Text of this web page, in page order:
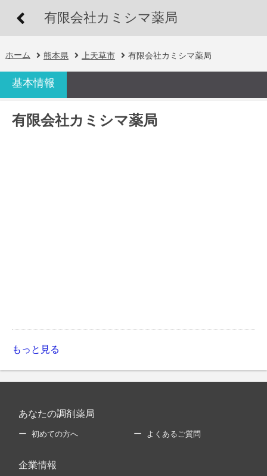
有限会社カミシマ薬局
ホーム 熊本県 上天草市 有限会社カミシマ薬局
基本情報
有限会社カミシマ薬局
もっと見る
あなたの調剤薬局
初めての方へ よくあるご質問
企業情報